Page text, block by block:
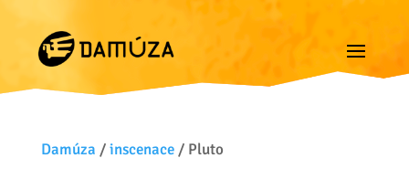
Damúza /inscenace/ Pluto